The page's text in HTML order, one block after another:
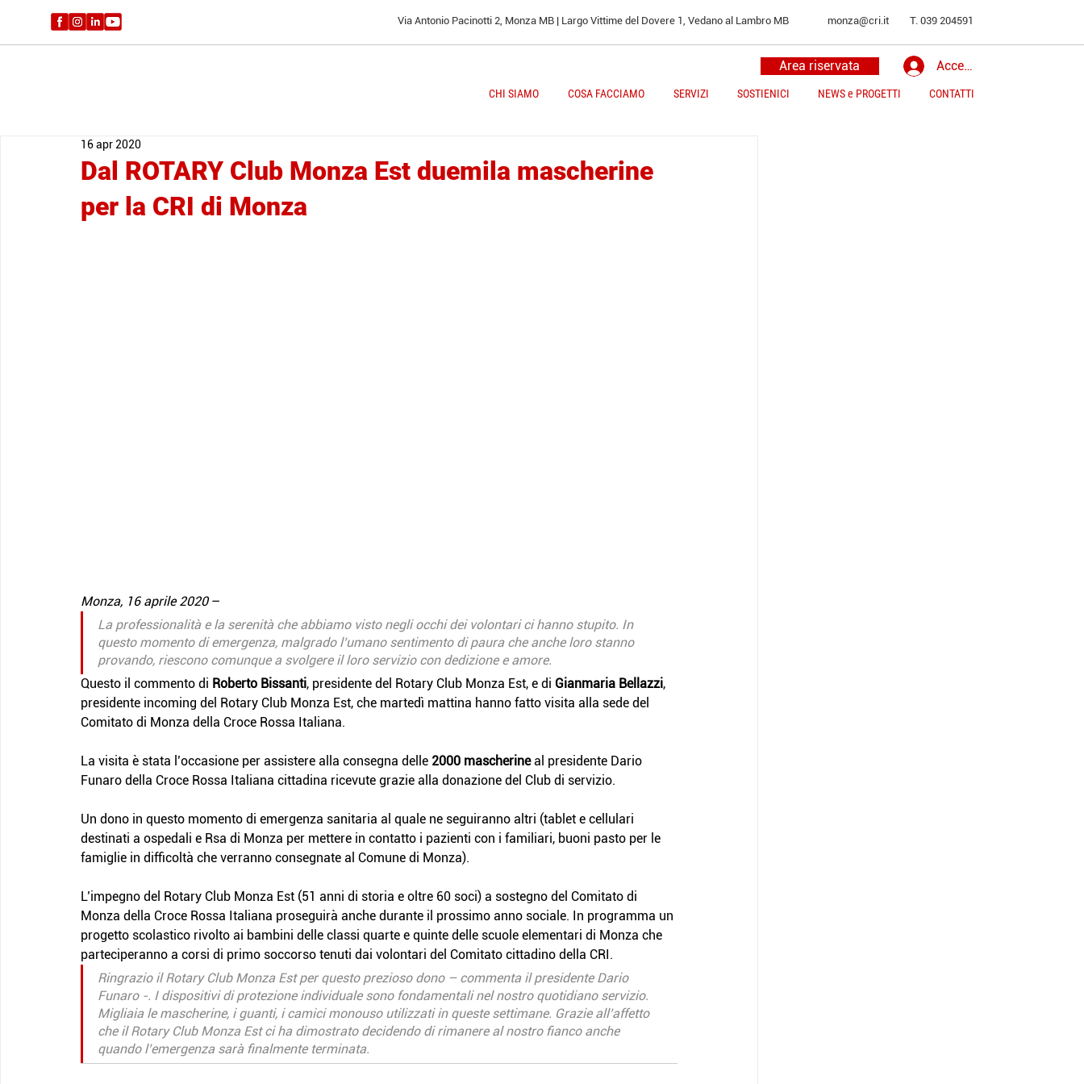
Via Antonio Pacinotti 2, Monza MB | Largo Vittime del Dovere 1, Vedano al Lambro MB monza@cri.it T. 039 204591
Area riservata Accedi
CHI SIAMO COSA FACCIAMO SERVIZI SOSTIENICI NEWS e PROGETTI CONTATTI
Dal ROTARY Club Monza Est duemila mascherine
per la CRI di Monza
16 apr 2020
Monza, 16 aprile 2020 –
La professionalità e la serenità che abbiamo visto negli occhi dei volontari ci hanno stupito. In
questo momento di emergenza, malgrado l’umano sentimento di paura che anche loro stanno
provando, riescono comunque a svolgere il loro servizio con dedizione e amore.
Questo il commento di Roberto Bissanti, presidente del Rotary Club Monza Est, e di Gianmaria Bellazzi,
presidente incoming del Rotary Club Monza Est, che martedì mattina hanno fatto visita alla sede del
Comitato di Monza della Croce Rossa Italiana.
La visita è stata l’occasione per assistere alla consegna delle 2000 mascherine al presidente Dario
Funaro della Croce Rossa Italiana cittadina ricevute grazie alla donazione del Club di servizio.
Un dono in questo momento di emergenza sanitaria al quale ne seguiranno altri (tablet e cellulari
destinati a ospedali e Rsa di Monza per mettere in contatto i pazienti con i familiari, buoni pasto per le
famiglie in difficoltà che verranno consegnate al Comune di Monza).
L’impegno del Rotary Club Monza Est (51 anni di storia e oltre 60 soci) a sostegno del Comitato di
Monza della Croce Rossa Italiana proseguirà anche durante il prossimo anno sociale. In programma un
progetto scolastico rivolto ai bambini delle classi quarte e quinte delle scuole elementari di Monza che
parteciperanno a corsi di primo soccorso tenuti dai volontari del Comitato cittadino della CRI.
Ringrazio il Rotary Club Monza Est per questo prezioso dono – commenta il presidente Dario
Funaro -. I dispositivi di protezione individuale sono fondamentali nel nostro quotidiano servizio.
Migliaia le mascherine, i guanti, i camici monouso utilizzati in queste settimane. Grazie all’affetto
che il Rotary Club Monza Est ci ha dimostrato decidendo di rimanere al nostro fianco anche
quando l’emergenza sarà finalmente terminata.